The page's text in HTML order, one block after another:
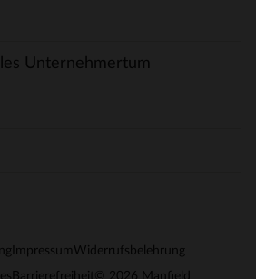
Unternehmertum
Impressum Widerrufsbelehrung
© 2026 Manfield